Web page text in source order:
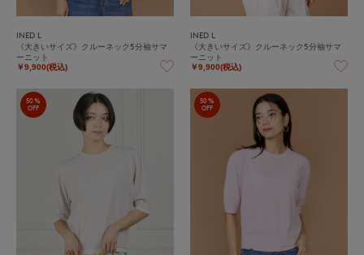
INED L
《大きいサイズ》クルーネック5分袖サマ
ーニット
￥9,900(税込)
INED L
《大きいサイズ》クルーネック5分袖サマ
ーニット
￥9,900(税込)
50%
OFF
50%
OFF